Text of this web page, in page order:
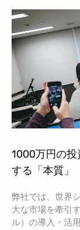
1000万円の投
する「本質」
弊社では、世界
大な市場を牽引
ル）の導入・活